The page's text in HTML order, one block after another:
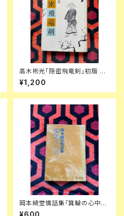
高木彬光「隠密飛竜剣」初版 装
幀:中尾進 東京文藝社
¥1,200
岡本綺堂情話集「箕輪の心中」
解説:岡本経一 旺文社文庫
¥600